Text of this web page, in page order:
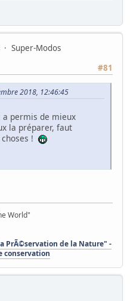
Super-Modos
#81
2018, 12:46:45
a permis de mieux
la préparer, faut
!
World"
PrÃ©servation de la Nature" -
conservation